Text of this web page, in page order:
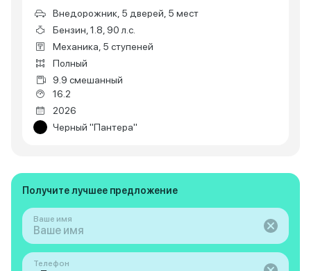
Внедорожник, 5 дверей, 5 мест
Бензин, 1.8, 90 л.с.
Механика, 5 ступеней
Полный
9.9 смешанный
16.2
2026
Черный "Пантера"
Получите лучшее предложение
Ваше имя
Телефон